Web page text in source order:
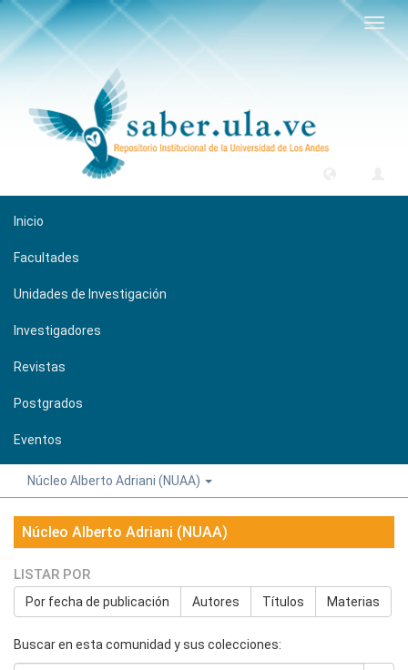
Inicio
Facultades
Unidades de Investigación
Investigadores
Revistas
Postgrados
Eventos
Núcleo Alberto Adriani (NUAA)
Núcleo Alberto Adriani (NUAA)
LISTAR POR
Por fecha de publicación Autores Títulos Materias
Buscar en esta comunidad y sus colecciones: